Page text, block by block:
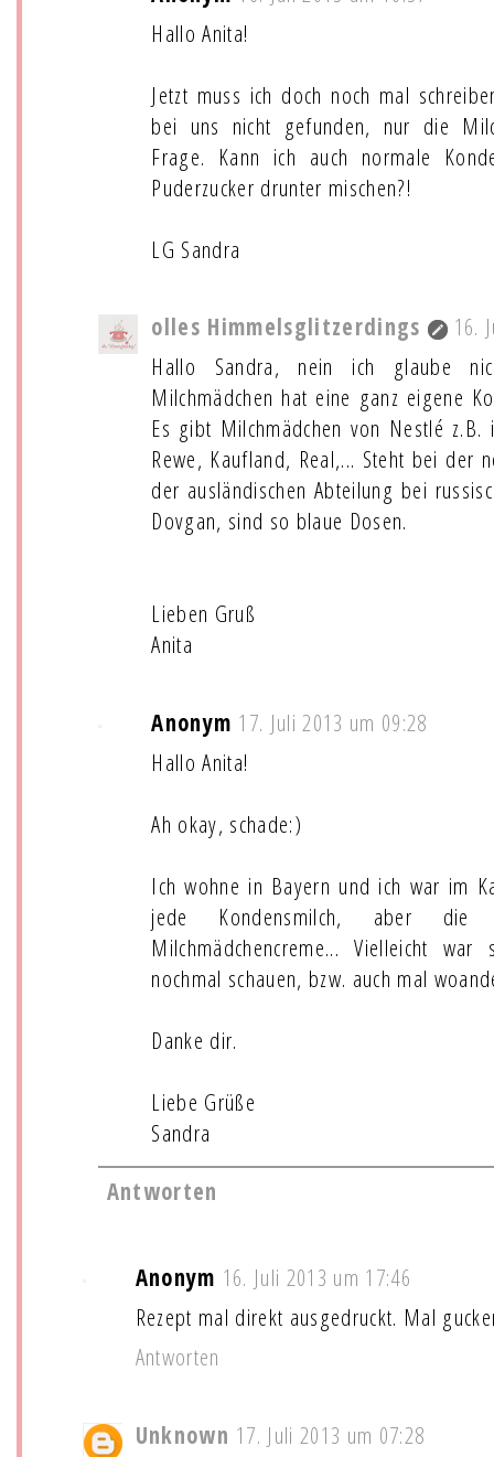
Hallo Anita!
Jetzt muss ich doch noch mal
bei uns nicht gefunden, nur die
Frage. Kann ich auch normale
Puderzucker drunter mischen?!
LG Sandra
olles Himmelsglitzerdings
16.
Hallo Sandra, nein ich glaube
Milchmädchen hat eine ganz eigene
Es gibt Milchmädchen von Nestlé
Rewe, Kaufland, Real,... Steht bei der
der ausländischen Abteilung bei
Dovgan, sind so blaue Dosen.
Lieben Gruß
Anita
Anonym 17. Juli 2013 um 09:28
Hallo Anita!
Ah okay, schade:)
Ich wohne in Bayern und ich war im
jede Kondensmilch, aber
Milchmädchencreme... Vielleicht
nochmal schauen, bzw. auch mal
Danke dir.
Liebe Grüße
Sandra
Antworten
Anonym 16. Juli 2013 um 17:46
Rezept mal direkt ausgedruckt. Mal
Antworten
Unknown 17. Juli 2013 um 07:28